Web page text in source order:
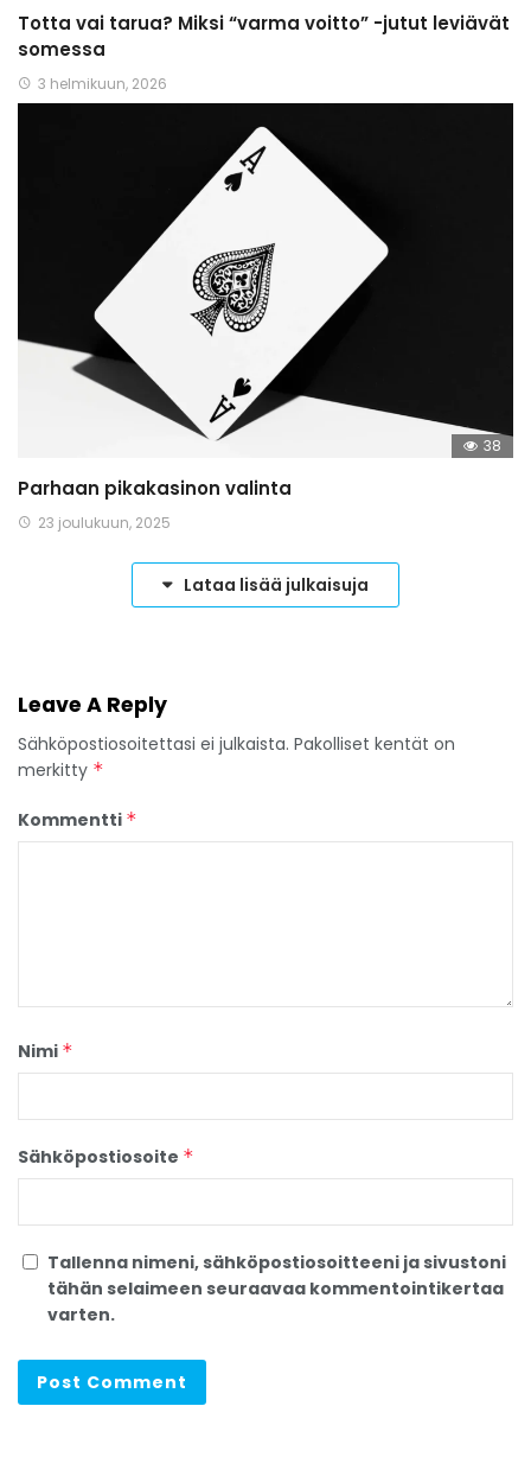
Totta vai tarua? Miksi “varma voitto” -jutut leviävät
somessa
3 helmikuun, 2026
38
Parhaan pikakasinon valinta
23 joulukuun, 2025
Lataa lisää julkaisuja
Leave A Reply
Sähköpostiosoitettasi ei julkaista. Pakolliset kentät on
merkitty *
Kommentti *
Nimi *
Sähköpostiosoite *
Tallenna nimeni, sähköpostiosoitteeni ja sivustoni
tähän selaimeen seuraavaa kommentointikertaa
varten.